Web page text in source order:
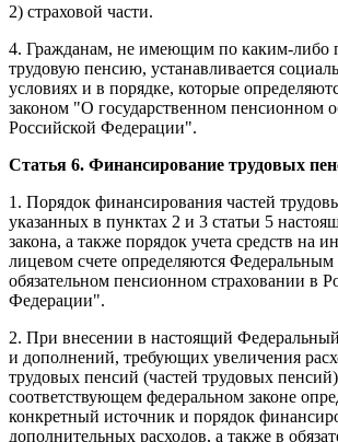
2) страховой части.
4. Гражданам, не имеющим по каким-либо
трудовую пенсию, устанавливается
условиях и в порядке, которые
законом "О государственном пенсионном
Российской Федерации".
Статья 6. Финансирование трудовых
1. Порядок финансирования частей
указанных в пунктах 2 и 3 статьи 5
закона, а также порядок учета средств на
лицевом счете определяются
обязательном пенсионном страховании в
Федерации".
2. При внесении в настоящий
и дополнений, требующих увеличения
трудовых пенсий (частей трудовых
соответствующем федеральном законе
конкретный источник и порядок
дополнительных расходов, а также в